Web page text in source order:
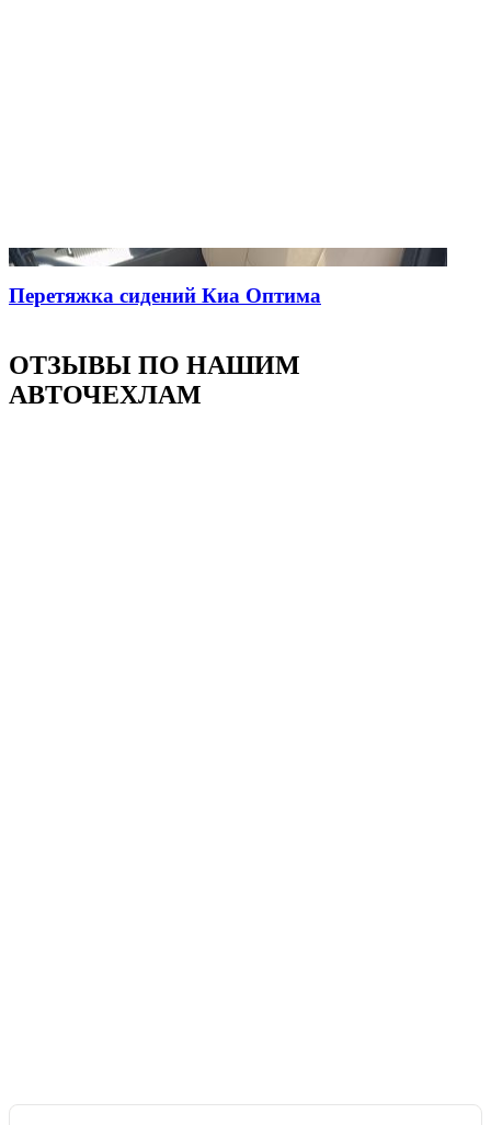
Перетяжка сидений Киа Оптима
ОТЗЫВЫ ПО НАШИМ
АВТОЧЕХЛАМ